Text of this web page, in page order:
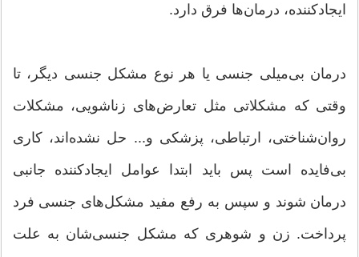
ایجادکننده، درمان‌ها فرق دارد.
درمان بی‌میلی جنسی یا هر نوع مشکل جنسی دیگر، تا
وقتی که مشکلاتی مثل تعارض‌های زناشویی، مشکلات
روان‌شناختی، ارتباطی، پزشکی و... حل نشده‌اند، کاری
بی‌فایده است پس باید ابتدا عوامل ایجادکننده جانبی
درمان شوند و سپس به رفع مفید مشكل‌های جنسی فرد
پرداخت. زن و شوهری که مشکل جنسی‌شان به علت